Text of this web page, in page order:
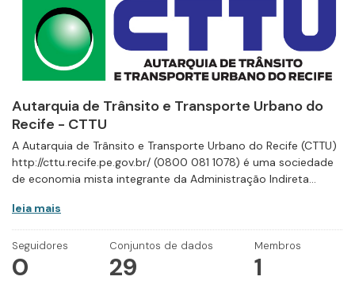
Autarquia de Trânsito e Transporte Urbano do
Recife - CTTU
A Autarquia de Trânsito e Transporte Urbano do Recife (CTTU)
http://cttu.recife.pe.gov.br/ (0800 081 1078) é uma sociedade
de economia mista integrante da Administração Indireta...
leia mais
Seguidores
0
Conjuntos de dados
29
Membros
1